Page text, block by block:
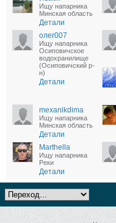
Ищу напарника
Минская область
Детали
олег007
Ищу напарника
Осиповичское
водохранилище
(Осиповичский р-
н)
Детали
mexanikdima
Ищу напарника
Минская область
Детали
Marthella
Ищу напарника
Реки
Детали